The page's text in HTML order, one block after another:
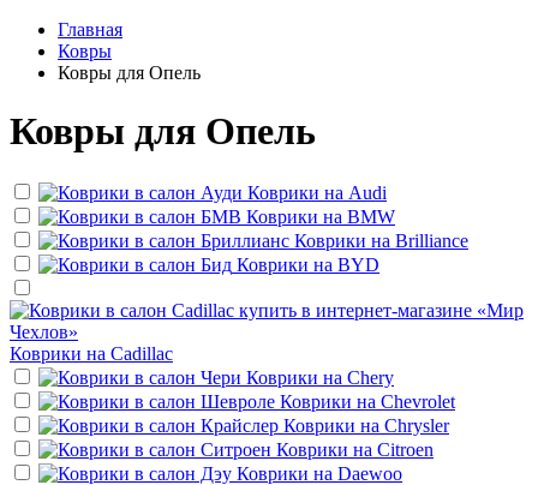
Главная
Ковры
Ковры для Опель
Ковры для Опель
Коврики на Audi
Коврики на BMW
Коврики на Brilliance
Коврики на BYD
Коврики на Cadillac
Коврики на Chery
Коврики на Chevrolet
Коврики на Chrysler
Коврики на Citroen
Коврики на Daewoo